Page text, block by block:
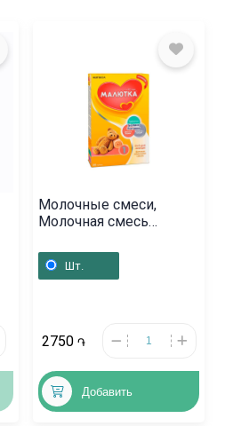
Молочные смеси,
Молочная смесь
Ռուսաստան
Шт.
2750 ֏
Добавить